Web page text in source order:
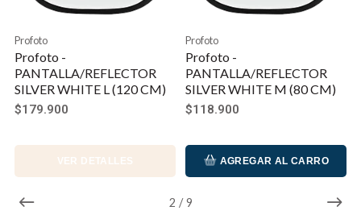
2 / 9
Profoto
Profoto -
PANTALLA/REFLECTOR
SILVER WHITE L (120 CM)
$179.900
VER DETALLES
Profoto
Profoto -
PANTALLA/REFLECTOR
SILVER WHITE M (80 CM)
$118.900
AGREGAR AL CARRO